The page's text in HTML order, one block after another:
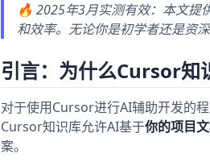
🔥 2025年3月实测有效：本文提
和效率。无论你是初学者还是资
引言：为什么Cursor知
对于使用Cursor进行AI辅助开发的
Cursor知识库允许AI基于你的项目
案。